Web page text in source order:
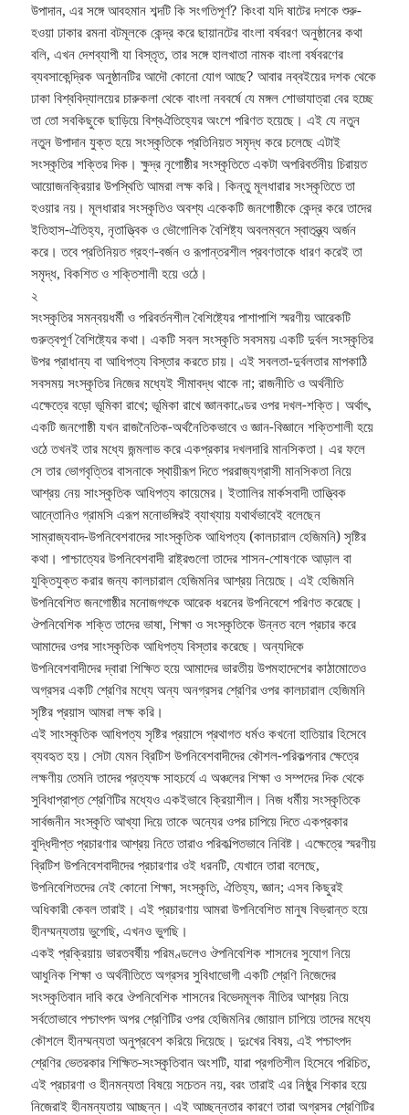
উপাদান, এর সঙ্গে আবহমান শব্দটি কি সংগতিপূর্ণ? কিংবা যদি ষাটের দশকে শুরু-
হওয়া ঢাকার রমনা বটমূলকে কেন্দ্র করে ছায়ানটের বাংলা বর্ষবরণ অনুষ্ঠানের কথা
বলি, এখন দেশব্যাপী যা বিস্তৃত, তার সঙ্গে হালখাতা নামক বাংলা বর্ষবরণের
ব্যবসাকেন্দ্রিক অনুষ্ঠানটির আদৌ কোনো যোগ আছে? আবার নব্বইয়ের দশক থেকে
ঢাকা বিশ্ববিদ্যালয়ের চারুকলা থেকে বাংলা নববর্ষে যে মঙ্গল শোভাযাত্রা বের হচ্ছে
তা তো সবকিছুকে ছাড়িয়ে বিশ্বঐতিহ্যের অংশে পরিণত হয়েছে। এই যে নতুন
নতুন উপাদান যুক্ত হয়ে সংস্কৃতিকে প্রতিনিয়ত সমৃদ্ধ করে চলেছে এটাই
সংস্কৃতির শক্তির দিক। ক্ষুদ্র নৃগোষ্ঠীর সংস্কৃতিতে একটা অপরিবর্তনীয় চিরায়ত
আয়োজনক্রিয়ার উপস্থিতি আমরা লক্ষ করি। কিন্তু মূলধারার সংস্কৃতিতে তা
হওয়ার নয়। মূলধারার সংস্কৃতিও অবশ্য একেকটি জনগোষ্ঠীকে কেন্দ্র করে তাদের
ইতিহাস-ঐতিহ্য, নৃতাত্ত্বিক ও ভৌগোলিক বৈশিষ্ট্য অবলম্বনে স্বাতন্ত্র্য অর্জন
করে। তবে প্রতিনিয়ত গ্রহণ-বর্জন ও রূপান্তরশীল প্রবণতাকে ধারণ করেই তা
সমৃদ্ধ, বিকশিত ও শক্তিশালী হয়ে ওঠে।
২
সংস্কৃতির সমন্বয়ধর্মী ও পরিবর্তনশীল বৈশিষ্ট্যের পাশাপাশি স্মরণীয় আরেকটি
গুরুত্বপূর্ণ বৈশিষ্ট্যের কথা। একটি সবল সংস্কৃতি সবসময় একটি দুর্বল সংস্কৃতির
উপর প্রাধান্য বা আধিপত্য বিস্তার করতে চায়। এই সবলতা-দুর্বলতার মাপকাঠি
সবসময় সংস্কৃতির নিজের মধ্যেই সীমাবদ্ধ থাকে না; রাজনীতি ও অর্থনীতি
এক্ষেত্রে বড়ো ভূমিকা রাখে; ভূমিকা রাখে জ্ঞানকাণ্ডের ওপর দখল-শক্তি। অর্থাৎ,
একটি জনগোষ্ঠী যখন রাজনৈতিক-অর্থনৈতিকভাবে ও জ্ঞান-বিজ্ঞানে শক্তিশালী হয়ে
ওঠে তখনই তার মধ্যে জন্মলাভ করে একপ্রকার দখলদারি মানসিকতা। এর ফলে
সে তার ভোগবৃত্তির বাসনাকে স্থায়ীরূপ দিতে পররাজ্যগ্রাসী মানসিকতা নিয়ে
আশ্রয় নেয় সাংস্কৃতিক আধিপত্য কায়েমের। ইতাালির মার্কসবাদী তাত্ত্বিক
আন্তোনিও গ্রামসি এরূপ মনোভঙ্গিরই ব্যাখ্যায় যথার্থভাবেই বলেছেন
সাম্রাজ্যবাদ-উপনিবেশবাদের সাংস্কৃতিক আধিপত্য (কালচারাল হেজিমনি) সৃষ্টির
কথা। পাশ্চাত্যের উপনিবেশবাদী রাষ্ট্রগুলো তাদের শাসন-শোষণকে আড়াল বা
যুক্তিযুক্ত করার জন্য কালচারাল হেজিমনির আশ্রয় নিয়েছে। এই হেজিমনি
উপনিবেশিত জনগোষ্ঠীর মনোজগৎকে আরেক ধরনের উপনিবেশে পরিণত করেছে।
ঔপনিবেশিক শক্তি তাদের ভাষা, শিক্ষা ও সংস্কৃতিকে উন্নত বলে প্রচার করে
আমাদের ওপর সাংস্কৃতিক আধিপত্য বিস্তার করেছে। অন্যদিকে
উপনিবেশবাদীদের দ্বারা শিক্ষিত হয়ে আমাদের ভারতীয় উপমহাদেশের কাঠামোতেও
অগ্রসর একটি শ্রেণির মধ্যে অন্য অনগ্রসর শ্রেণির ওপর কালচারাল হেজিমনি
সৃষ্টির প্রয়াস আমরা লক্ষ করি।
এই সাংস্কৃতিক আধিপত্য সৃষ্টির প্রয়াসে প্রথাগত ধর্মও কখনো হাতিয়ার হিসেবে
ব্যবহৃত হয়। সেটা যেমন ব্রিটিশ উপনিবেশবাদীদের কৌশল-পরিকল্পনার ক্ষেত্রে
লক্ষণীয় তেমনি তাদের প্রত্যক্ষ সাহচর্যে এ অঞ্চলের শিক্ষা ও সম্পদের দিক থেকে
সুবিধাপ্রাপ্ত শ্রেণিটির মধ্যেও একইভাবে ক্রিয়াশীল। নিজ ধর্মীয় সংস্কৃতিকে
সার্বজনীন সংস্কৃতি আখ্যা দিয়ে তাকে অন্যের ওপর চাপিয়ে দিতে একপ্রকার
বুদ্ধিদীপ্ত প্রচারণার আশ্রয় নিতে তারাও পরিকল্পিতভাবে নিবিষ্ট। এক্ষেত্রে স্মরণীয়
ব্রিটিশ উপনিবেশবাদীদের প্রচারণার ওই ধরনটি, যেখানে তারা বলেছে,
উপনিবেশিতদের নেই কোনো শিক্ষা, সংস্কৃতি, ঐতিহ্য, জ্ঞান; এসব কিছুরই
অধিকারী কেবল তারাই। এই প্রচারণায় আমরা উপনিবেশিত মানুষ বিভ্রান্ত হয়ে
হীনম্মন্যতায় ভুগেছি, এখনও ভুগছি।
একই প্রক্রিয়ায় ভারতবর্ষীয় পরিমণ্ডলেও ঔপনিবেশিক শাসনের সুযোগ নিয়ে
আধুনিক শিক্ষা ও অর্থনীতিতে অগ্রসর সুবিধাভোগী একটি শ্রেণি নিজেদের
সংস্কৃতিবান দাবি করে ঔপনিবেশিক শাসনের বিভেদমূলক নীতির আশ্রয় নিয়ে
সর্বতোভাবে পশ্চাৎপদ অপর শ্রেণিটির ওপর হেজিমনির জোয়াল চাপিয়ে তাদের মধ্যে
কৌশলে হীনম্মন্যতা অনুপ্রবেশ করিয়ে দিয়েছে। দুঃখের বিষয়, এই পশ্চাৎপদ
শ্রেণির ভেতরকার শিক্ষিত-সংস্কৃতিবান অংশটি, যারা প্রগতিশীল হিসেবে পরিচিত,
এই প্রচারণা ও হীনমন্যতা বিষয়ে সচেতন নয়, বরং তারাই এর নিষ্ঠুর শিকার হয়ে
নিজেরাই হীনমন্যতায় আচ্ছন্ন। এই আচ্ছন্নতার কারণে তারা অগ্রসর শ্রেণিটির